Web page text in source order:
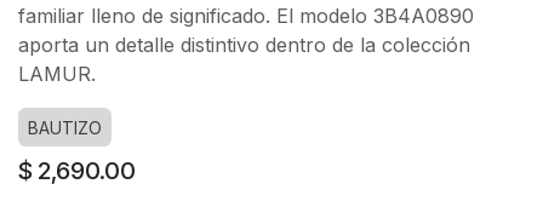
familiar lleno de significado. El modelo 3B4A0890
aporta un detalle distintivo dentro de la colección
LAMUR.
BAUTIZO
$ 2,690.00